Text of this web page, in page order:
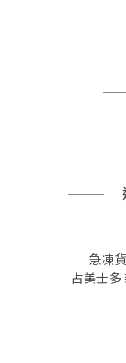
急凍
占美士多